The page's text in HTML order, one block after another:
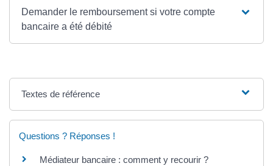
Demander le remboursement si votre compte
bancaire a été débité
Textes de référence
Questions ? Réponses !
Médiateur bancaire : comment y recourir ?